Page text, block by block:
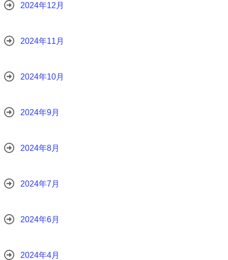
2024年12月
2024年11月
2024年10月
2024年9月
2024年8月
2024年7月
2024年6月
2024年4月